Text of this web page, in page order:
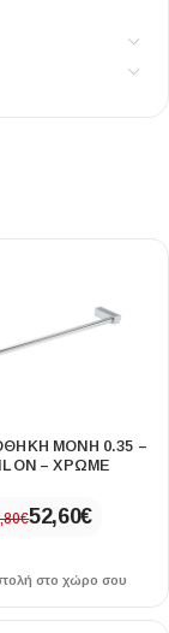
ΜΟΝΗ 0.35 –
– ΧΡΩΜΕ
€52,60€
στο χώρο σου